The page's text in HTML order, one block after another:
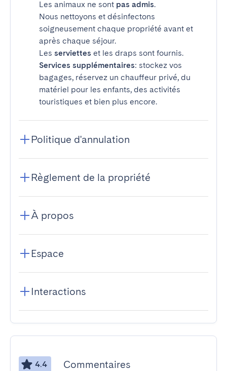
Les animaux ne sont pas admis.
Nous nettoyons et désinfectons
soigneusement chaque propriété avant et
après chaque séjour.
Les serviettes et les draps sont fournis.
Services supplémentaires: stockez vos
bagages, réservez un chauffeur privé, du
matériel pour les enfants, des activités
touristiques et bien plus encore.
Politique d'annulation
Règlement de la propriété
À propos
Espace
Interactions
4.4 Commentaires